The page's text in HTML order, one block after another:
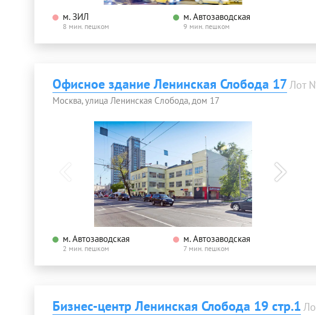
м. ЗИЛ
8 мин. пешком
м. Автозаводская
9 мин. пешком
Офисное здание Ленинская Слобода 17Лот
Москва, улица Ленинская Слобода, дом 17
м. Автозаводская
2 мин. пешком
м. Автозаводская
7 мин. пешком
Бизнес-центр Ленинская Слобода 19 стр.1